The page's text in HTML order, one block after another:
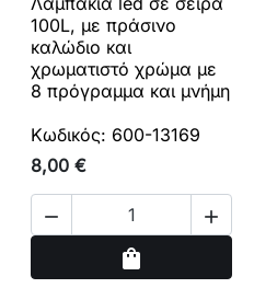
100L, με πράσινο
καλώδιο και
χρωματιστό χρώμα με
8 πρόγραμμα και μνήμη
Κωδικός: 600-13169
8,00 €
 
shopping_bag